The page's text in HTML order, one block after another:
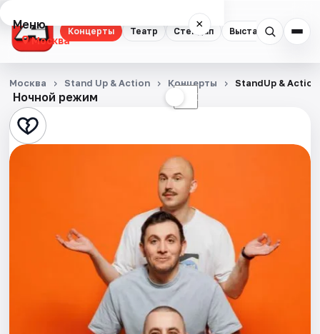
Концерты Театр Стендап Выставки
Меню ×
Москва
Концерты
Театр
Стендап
Экскурсии
Ночной режим ☾
Москва Stand Up & Action Концерты StandUp & Action